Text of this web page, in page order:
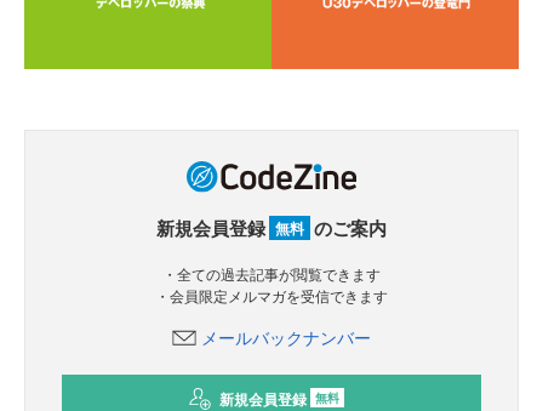
新規会員登録 無料 のご案内
・全ての過去記事が閲覧できます
・会員限定メルマガを受信できます
メールバックナンバー
新規会員登録 無料